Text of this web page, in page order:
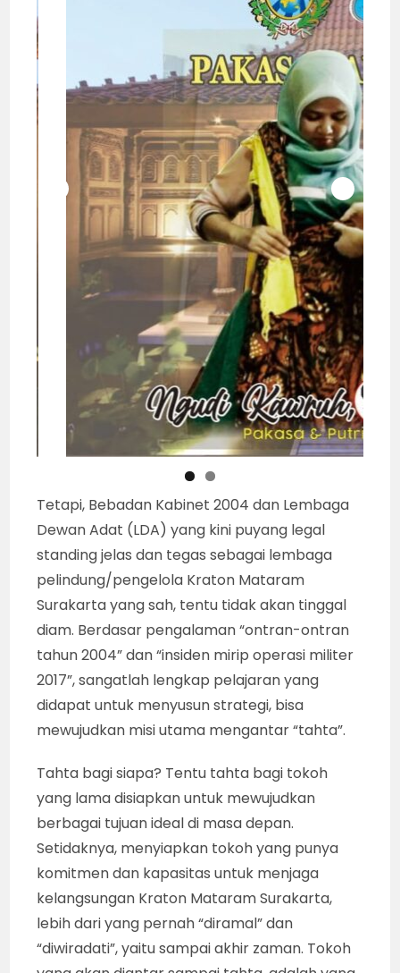
Tetapi, Bebadan Kabinet 2004 dan Lembaga
Dewan Adat (LDA) yang kini puyang legal
standing jelas dan tegas sebagai lembaga
pelindung/pengelola Kraton Mataram
Surakarta yang sah, tentu tidak akan tinggal
diam. Berdasar pengalaman “ontran-ontran
tahun 2004” dan “insiden mirip operasi militer
2017”, sangatlah lengkap pelajaran yang
didapat untuk menyusun strategi, bisa
mewujudkan misi utama mengantar “tahta”.
Tahta bagi siapa? Tentu tahta bagi tokoh
yang lama disiapkan untuk mewujudkan
berbagai tujuan ideal di masa depan.
Setidaknya, menyiapkan tokoh yang punya
komitmen dan kapasitas untuk menjaga
kelangsungan Kraton Mataram Surakarta,
lebih dari yang pernah “diramal” dan
“diwiradati”, yaitu sampai akhir zaman. Tokoh